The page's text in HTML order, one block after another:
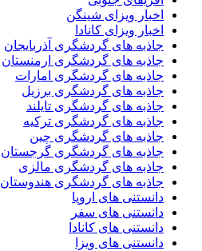
اخبار ویزای شینگن
اخبار ویزای کانادا
جاذبه های گردشگری آذربایجان
جاذبه های گردشگری ارمنستان
جاذبه های گردشگری امارات
جاذبه های گردشگری برزیل
جاذبه های گردشگری تایلند
جاذبه های گردشگری ترکیه
جاذبه های گردشگری چین
جاذبه های گردشگری گرجستان
جاذبه های گردشگری مالزی
جاذبه های گردشگری هندوستان
دانستنی های اروپا
دانستنی های سفر
دانستنی های کانادا
دانستنی های ویزا